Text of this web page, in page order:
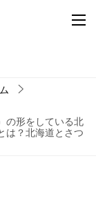
の形をしている北
は？北海道とさつ